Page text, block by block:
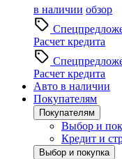
в наличии обзор
Расчет кредита
Расчет кредита
Авто в наличии
Покупателям
Покупателям
Выбор и
Кредит и
Выбор и покупка